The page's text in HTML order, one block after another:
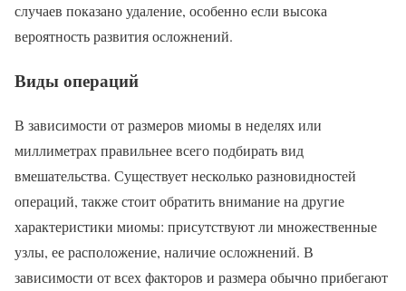
случаев показано удаление, особенно если высока
вероятность развития осложнений.
Виды операций
В зависимости от размеров миомы в неделях или
миллиметрах правильнее всего подбирать вид
вмешательства. Существует несколько разновидностей
операций, также стоит обратить внимание на другие
характеристики миомы: присутствуют ли множественные
узлы, ее расположение, наличие осложнений. В
зависимости от всех факторов и размера обычно прибегают